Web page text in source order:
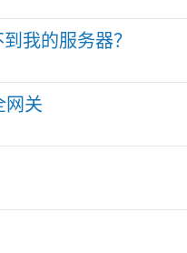
我的服务器？
网关